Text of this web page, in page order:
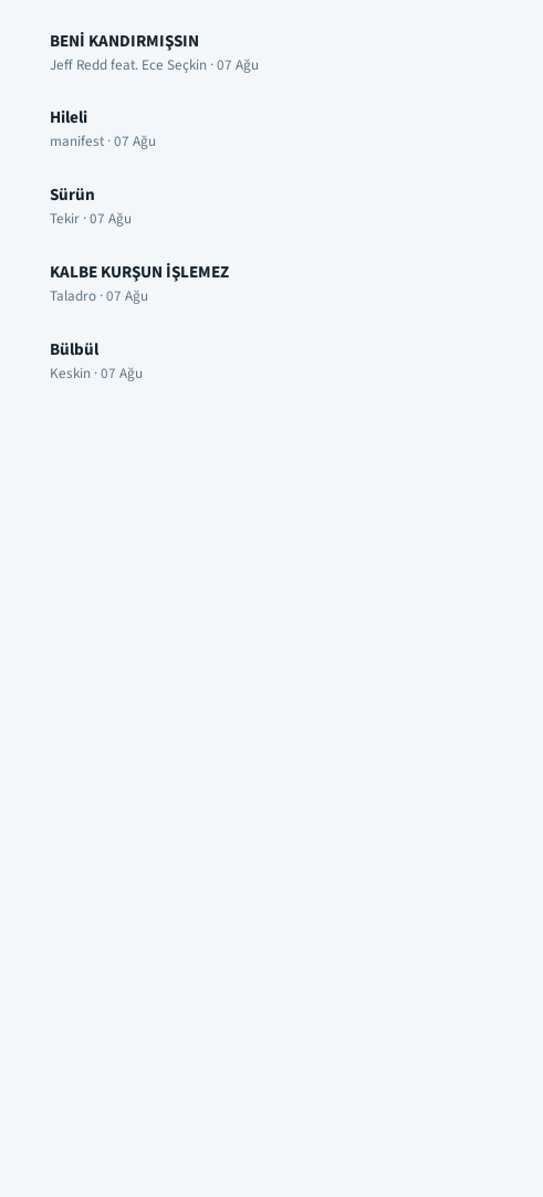
BENİ KANDIRMIŞSIN
Jeff Redd feat. Ece Seçkin · 07 Ağu
Hileli
manifest · 07 Ağu
Sürün
Tekir · 07 Ağu
KALBE KURŞUN İŞLEMEZ
Taladro · 07 Ağu
Bülbül
Keskin · 07 Ağu